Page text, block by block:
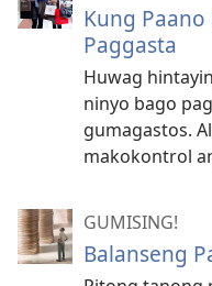
Kung
Paggasta
Huwag
ninyo bago
gumagastos.
makokontrol
GUMISING!
Balanseng